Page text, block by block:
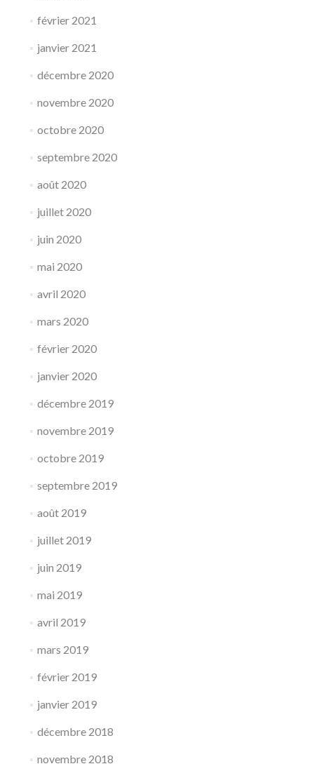
février 2021
janvier 2021
décembre 2020
novembre 2020
octobre 2020
septembre 2020
août 2020
juillet 2020
juin 2020
mai 2020
avril 2020
mars 2020
février 2020
janvier 2020
décembre 2019
novembre 2019
octobre 2019
septembre 2019
août 2019
juillet 2019
juin 2019
mai 2019
avril 2019
mars 2019
février 2019
janvier 2019
décembre 2018
novembre 2018